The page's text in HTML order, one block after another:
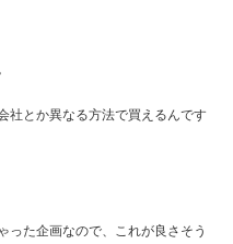
社とか異なる方法で買えるんです
った企画なので、これが良さそう